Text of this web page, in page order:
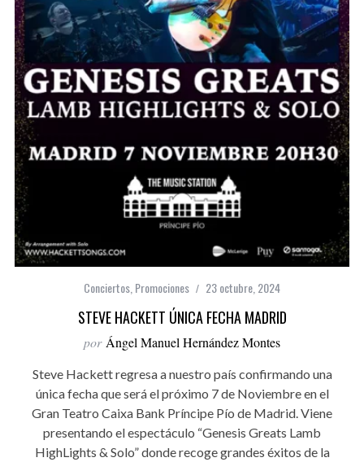
Conciertos Promociones 23 octubre, 2024
STEVE HACKETT ÚNICA FECHA MADRID
por Ángel Manuel Hernández Montes
Steve Hackett regresa a nuestro país confirmando una
única fecha que será el próximo 7 de Noviembre en el
Gran Teatro Caixa Bank Príncipe Pío de Madrid. Viene
presentando el espectáculo “Genesis Greats Lamb
HighLights & Solo” donde recoge grandes éxitos de la